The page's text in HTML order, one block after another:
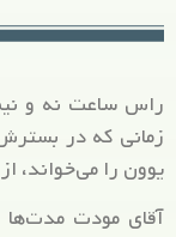
راس ساعت نه و
زمانی که در
یوون را می‌خواند،
آقای مودت